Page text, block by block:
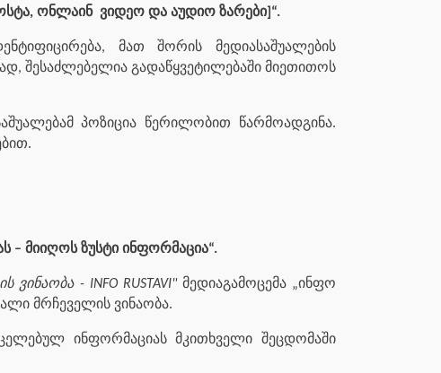
ონლაინ ვიდეო და აუდიო ზარები]“.
მათ შორის მედიასაშუალების
შესაძლებელია გადაწყვეტილებაში მიეთითოს
პოზიცია წერილობით წარმოადგინა.
– მიიღოს ზუსტი ინფორმაცია“.
- INFO RUSTAVI"მედიაგამოცემა „ინფო
მრჩეველის ვინაობა.
ინფორმაციას მკითხველი შეცდომაში